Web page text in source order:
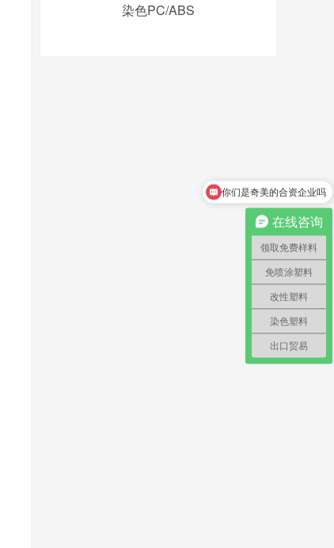
染色PC/ABS
在线咨询
领取免费样料
免喷涂塑料
改性塑料
染色塑料
出口贸易
怎么领取免费样料？